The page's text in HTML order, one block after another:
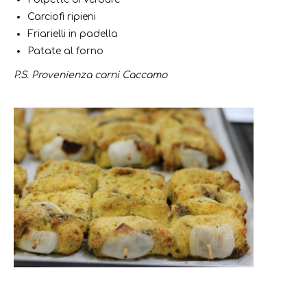
Carciofi ripieni
Friarielli in padella
Patate al forno
P.S. Provenienza carni Caccamo